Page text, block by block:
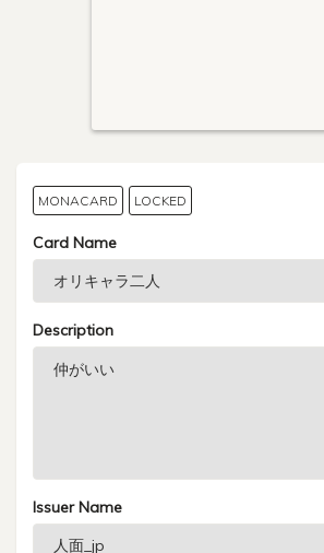
MONACARD LOCKED
Card Name
Description
Issuer Name